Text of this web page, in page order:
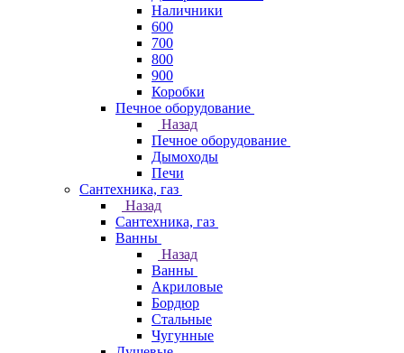
Наличники
600
700
800
900
Коробки
Печное оборудование
Назад
Печное оборудование
Дымоходы
Печи
Сантехника, газ
Назад
Сантехника, газ
Ванны
Назад
Ванны
Акриловые
Бордюр
Стальные
Чугунные